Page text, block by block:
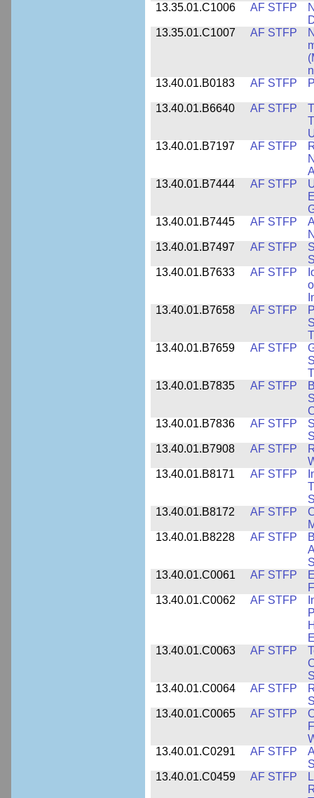
13.35.01.C1006 AF STFP
13.35.01.C1007
AF STFP
13.40.01.B0183
AF STFP
13.40.01.B6640 AF STFP
13.40.01.B7197
AF STFP
13.40.01.B7444
AF STFP
13.40.01.B7445
AF STFP
13.40.01.B7497
AF STFP
13.40.01.B7633
AF STFP
13.40.01.B7658
AF STFP
13.40.01.B7659
AF STFP
13.40.01.B7835
AF STFP
13.40.01.B7836
AF STFP
13.40.01.B7908
AF STFP
13.40.01.B8171
AF STFP
13.40.01.B8172
AF STFP
13.40.01.B8228
AF STFP
13.40.01.C0061
AF STFP
13.40.01.C0062
AF STFP
13.40.01.C0063
AF STFP
13.40.01.C0064
AF STFP
13.40.01.C0065
AF STFP
13.40.01.C0291
AF STFP
13.40.01.C0459
AF STFP